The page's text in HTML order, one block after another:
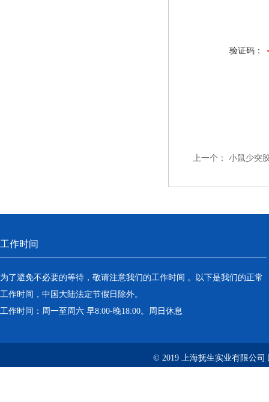
验证码：
上一个： 小鼠少突
工作时间
为了避免不必要的等待，敬请注意我们的工作时间 。以下是我们的正常
工作时间，中国大陆法定节假日除外。
工作时间：周一至周六 早8:00-晚18:00。周日休息
© 2019 上海抚生实业有限公司